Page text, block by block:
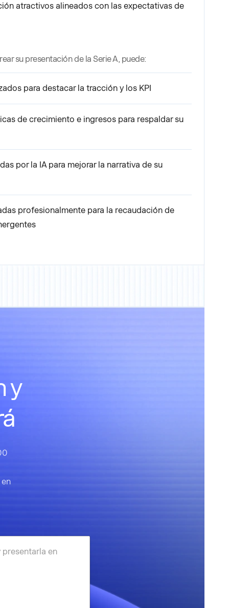
atractivos alineados con las expectativas de
su presentación de la Serie A, puede:
para destacar la tracción y los KPI
de crecimiento e ingresos para respaldar su
por la IA para mejorar la narrativa de su
profesionalmente para la recaudación de
y